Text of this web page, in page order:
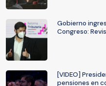
Gobierno
Congreso:
[VIDEO]
pensiones en